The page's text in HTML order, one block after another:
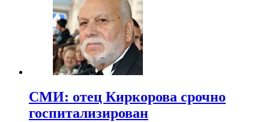
СМИ: отец Киркорова срочно
госпитализирован